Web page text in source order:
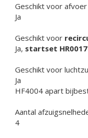
Geschikt voor
Ja
Geschikt voor
Ja, startset
Geschikt voor
Ja
HF4004 apart
Aantal
4